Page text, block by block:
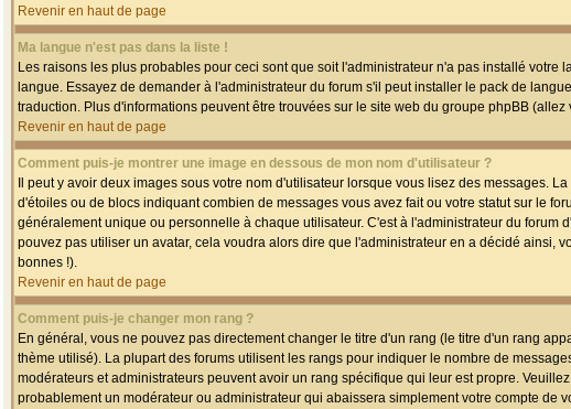
Revenir en haut de page
Ma langue n'est pas dans la liste !
Les raisons les plus probables pour ceci sont que soit l'administrateur n'a pas installé
langue. Essayez de demander à l'administrateur du forum s'il peut installer le pack de
traduction. Plus d'informations peuvent être trouvées sur le site web du groupe phpBB
Revenir en haut de page
Comment puis-je montrer une image en dessous de mon nom d'utilisateur ?
Il peut y avoir deux images sous votre nom d'utilisateur lorsque vous lisez des messages.
d'étoiles ou de blocs indiquant combien de messages vous avez fait ou votre statut sur le
généralement unique ou personnelle à chaque utilisateur. C'est à l'administrateur du
pouvez pas utiliser un avatar, cela voudra alors dire que l'administrateur en a décidé ainsi,
bonnes !).
Revenir en haut de page
Comment puis-je changer mon rang ?
En général, vous ne pouvez pas directement changer le titre d'un rang (le titre d'un rang
thème utilisé). La plupart des forums utilisent les rangs pour indiquer le nombre de
modérateurs et administrateurs peuvent avoir un rang spécifique qui leur est propre.
probablement un modérateur ou administrateur qui abaissera simplement votre compte de